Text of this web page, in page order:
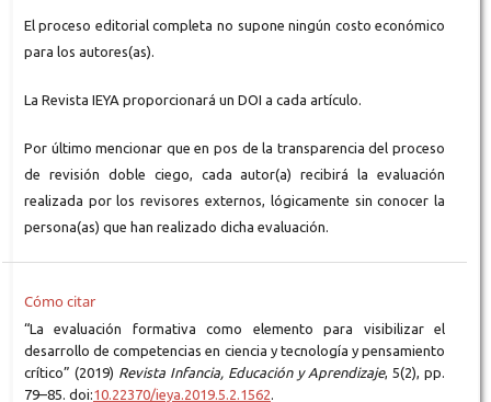
El proceso editorial completa no supone ningún costo económico
para los autores(as).
La Revista IEYA proporcionará un DOI a cada artículo.
Por último mencionar que en pos de la transparencia del proceso
de revisión doble ciego, cada autor(a) recibirá la evaluación
realizada por los revisores externos, lógicamente sin conocer la
persona(as) que han realizado dicha evaluación.
Cómo citar
“La evaluación formativa como elemento para visibilizar el
desarrollo de competencias en ciencia y tecnología y pensamiento
crítico” (2019) Revista Infancia, Educación y Aprendizaje, 5(2), pp.
79–85. doi:10.22370/ieya.2019.5.2.1562.